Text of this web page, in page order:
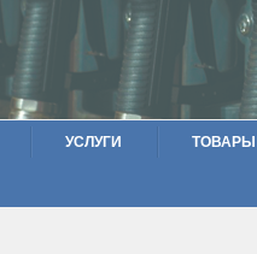
УСЛУГИ ТОВАРЫ